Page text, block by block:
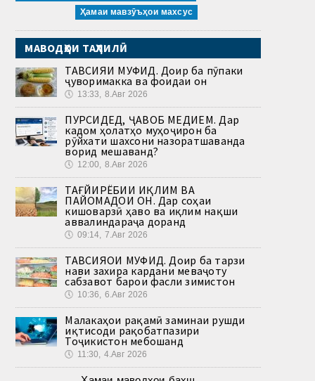
Ҳамаи мавзӯъҳои махсус
МАВОДҲОИ ТАҲЛИЛӢ
ТАВСИЯИ МУФИД. Доир ба пӯпаки
ҷуворимакка ва фоидаи он
🕔 13:33, 8.Авг 2026
ПУРСИДЕД, ҶАВОБ МЕДИҲЕМ. Дар
кадом ҳолатҳо муҳоҷирон ба
рӯйхати шахсони назоратшаванда
ворид мешаванд?
🕔 12:00, 8.Авг 2026
ТАҒЙИРЁБИИ ИҚЛИМ ВА
ПАЙОМАДҲОИ ОН. Дар соҳаи
кишоварзӣ ҳаво ва иқлим нақши
аввалиндараҷа доранд
🕔 09:14, 7.Авг 2026
ТАВСИЯҲОИ МУФИД. Доир ба тарзи
нави захира кардани меваҷоту
сабзавот барои фасли зимистон
🕔 10:36, 6.Авг 2026
Малакаҳои рақамӣ заминаи рушди
иқтисоди рақобатпазири
Тоҷикистон мебошанд
🕔 11:30, 4.Авг 2026